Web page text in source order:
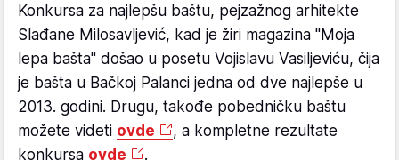
Konkursa za najlepšu baštu, pejzažnog arhitekte
Slađane Milosavljević, kad je žiri magazina "Moja
lepa bašta" došao u posetu Vojislavu Vasiljeviću, čija
je bašta u Bačkoj Palanci jedna od dve najlepše u
2013. godini. Drugu, takođe pobedničku baštu
možete videti ovde
, a kompletne rezultate
konkursa ovde .